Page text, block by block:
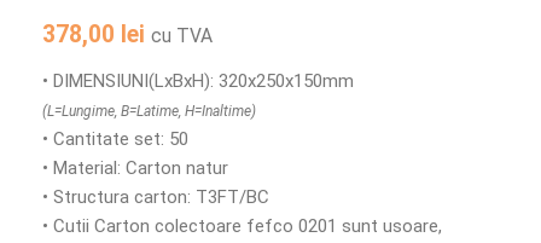
378,00 lei cu TVA
• DIMENSIUNI(LxBxH): 320x250x150mm
(L=Lungime, B=Latime, H=Inaltime)
• Cantitate set: 50
• Material: Carton natur
• Structura carton: T3FT/BC
• Cutii Carton colectoare fefco 0201 sunt usoare,